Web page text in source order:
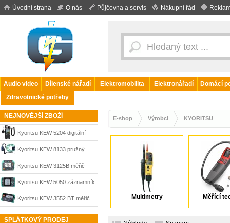
Úvodní strana O nás Půjčovna a servis Nákupní řád
Audio video Dílenské nářadí Elektromobilita Elektronářadí
Domácí
Zdravotnické potřeby
NEJNOVĚJŠÍ ZBOŽÍ
Kyoritsu KEW 5204 digitální
luxmetr
Kyoritsu KEW 8133 pružný
proudový převodník sada 3 ks
Kyoritsu KEW 3125B měřič
izolačního odporu 5 kV,
KY01.3125.03
Kyoritsu KEW 5050 záznamník
unikajících proudů
Kyoritsu KEW 3552 BT měřič
izolačního odporu a kontinuity s
SPLÁTKOVÝ PRODEJ
E-shop Výrobci KYORITSU
Multimetry Měřící